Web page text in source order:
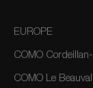
EUROPE
COMO
COMO Le